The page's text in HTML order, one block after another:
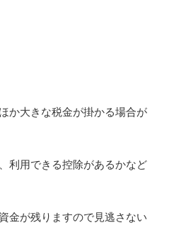
か大きな税金が掛かる場合が
利用できる控除があるかなど
金が残りますので見逃さない